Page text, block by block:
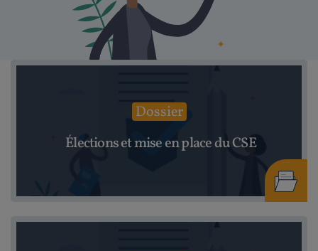
Dossier
Élections et mise en place du CSE